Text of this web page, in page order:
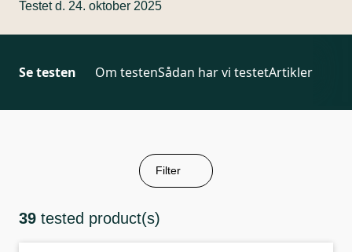
Testet d. 24. oktober 2025
Se testen Om testenSådan har vi testetArtikler
Filter
39 tested product(s)